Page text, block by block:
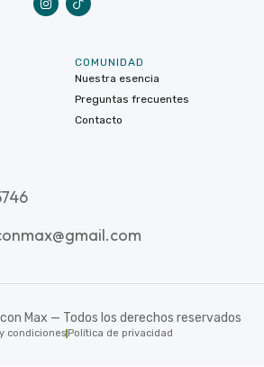
COMUNIDAD
Nuestra esencia
Preguntas frecuentes
Contacto
Max — Todos los derechos reservados
condiciones Política de privacidad